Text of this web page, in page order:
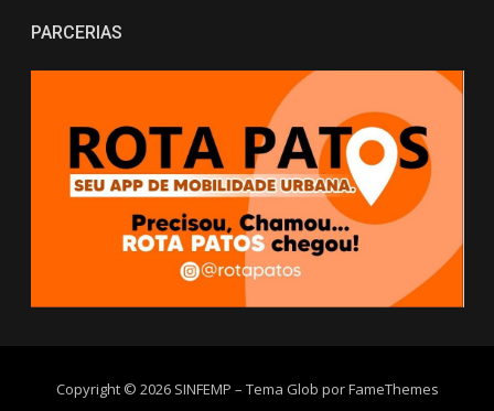
PARCERIAS
Copyright © 2026 SINFEMP – Tema Glob porFameThemes